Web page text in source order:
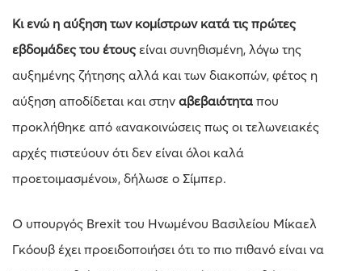
Κι ενώ η αύξηση των κομίστρων κατά τις πρώτες
εβδομάδες του έτουςείναι συνηθισμένη, λόγω της
αυξημένης ζήτησης αλλά και των διακοπών, φέτος η
αύξηση αποδίδεται και στην αβεβαιότητα που
προκλήθηκε από «ανακοινώσεις πως οι τελωνειακές
αρχές πιστεύουν ότι δεν είναι όλοι καλά
προετοιμασμένοι», δήλωσε ο Σίμπερ.
Ο υπουργός Brexit του Ηνωμένου Βασιλείου Μίκαελ
Γκόουβ έχει προειδοποιήσει ότι το πιο πιθανό είναι να